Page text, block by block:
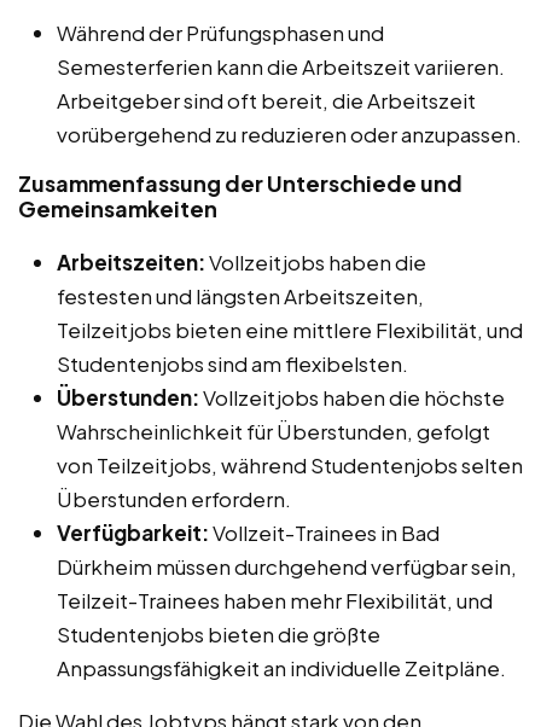
Während der Prüfungsphasen und
Semesterferien kann die Arbeitszeit variieren.
Arbeitgeber sind oft bereit, die Arbeitszeit
vorübergehend zu reduzieren oder anzupassen.
Zusammenfassung der Unterschiede und
Gemeinsamkeiten
Arbeitszeiten:Vollzeitjobs haben die
festesten und längsten Arbeitszeiten,
Teilzeitjobs bieten eine mittlere Flexibilität, und
Studentenjobs sind am flexibelsten.
Überstunden:Vollzeitjobs haben die höchste
Wahrscheinlichkeit für Überstunden, gefolgt
von Teilzeitjobs, während Studentenjobs selten
Überstunden erfordern.
Verfügbarkeit:Vollzeit-Trainees in Bad
Dürkheim müssen durchgehend verfügbar sein,
Teilzeit-Trainees haben mehr Flexibilität, und
Studentenjobs bieten die größte
Anpassungsfähigkeit an individuelle Zeitpläne.
Die Wahl des Jobtyps hängt stark von den